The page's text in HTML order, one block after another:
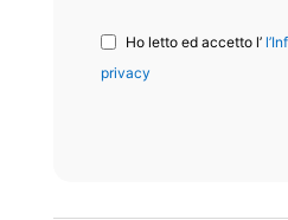
Ho letto ed accetto l’
privacy